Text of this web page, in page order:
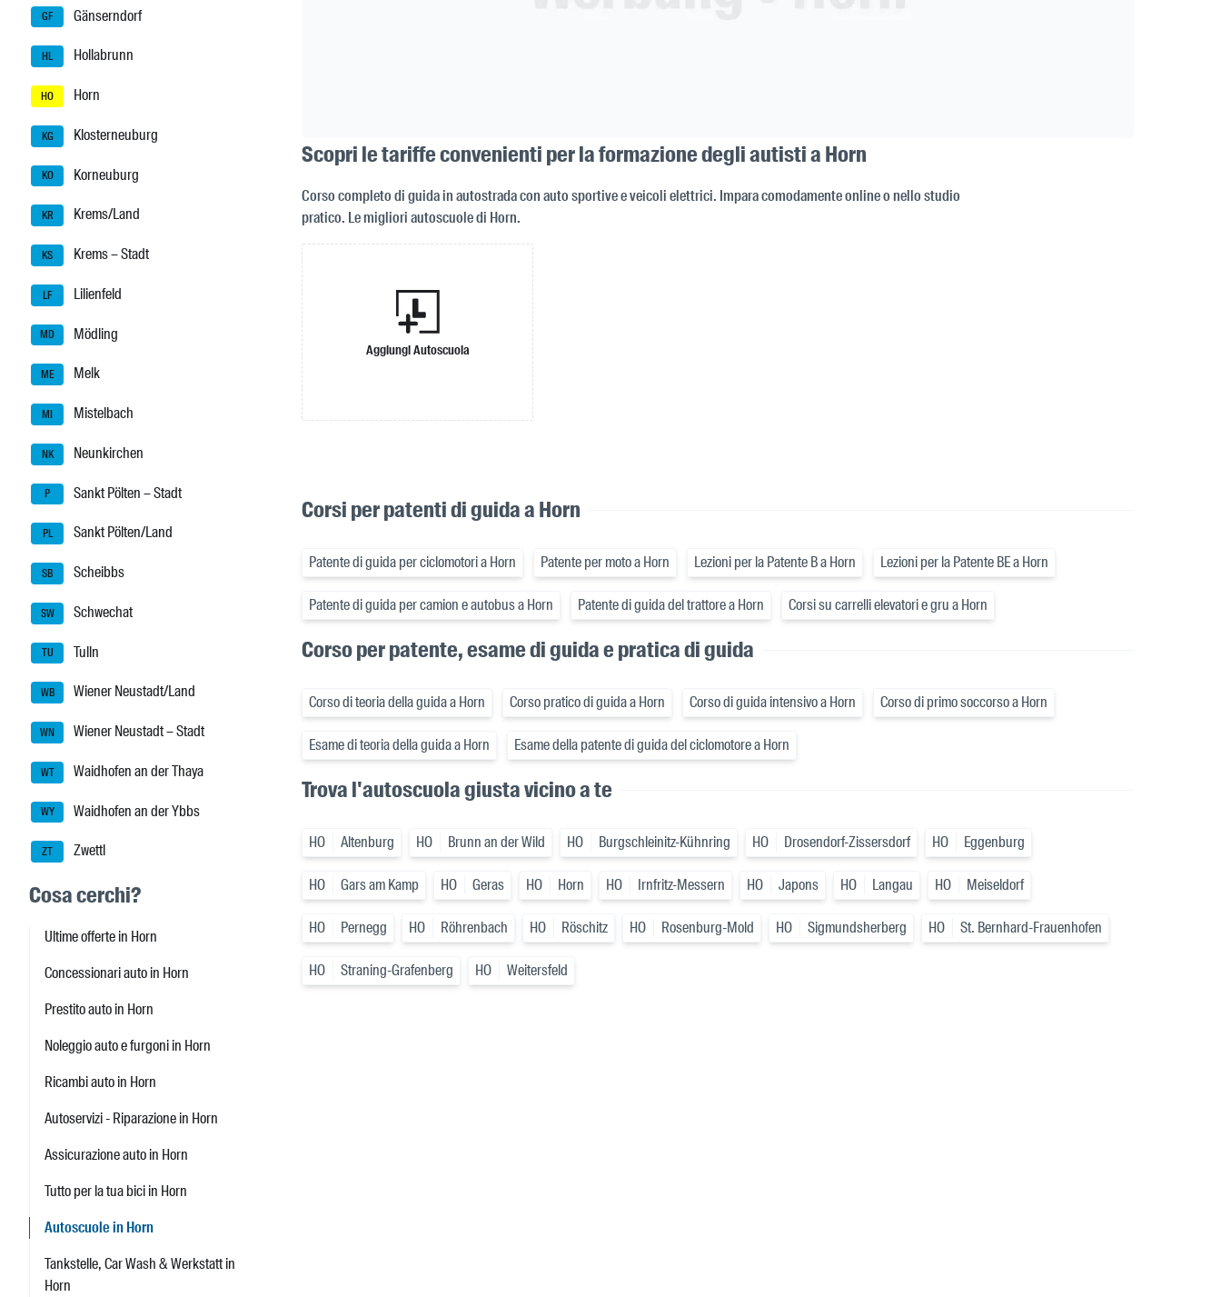
GF Gänserndorf
HL Hollabrunn
HO Horn
KG Klosterneuburg
KO Korneuburg
KR Krems/Land
KS Krems – Stadt
LF Lilienfeld
MD Mödling
ME Melk
MI Mistelbach
NK Neunkirchen
P Sankt Pölten – Stadt
PL Sankt Pölten/Land
SB Scheibbs
SW Schwechat
TU Tulln
WB Wiener Neustadt/Land
WN Wiener Neustadt – Stadt
WT Waidhofen an der Thaya
WY Waidhofen an der Ybbs
ZT Zwettl
Cosa cerchi?
Ultime offerte in Horn
Concessionari auto in Horn
Prestito auto in Horn
Noleggio auto e furgoni in Horn
Ricambi auto in Horn
Autoservizi - Riparazione in Horn
Assicurazione auto in Horn
Tutto per la tua bici in Horn
Autoscuole in Horn
Tankstelle, Car Wash & Werkstatt in
Horn
Scopri le tariffe convenienti per la formazione degli autisti a Horn
Corso completo di guida in autostrada con auto sportive e veicoli elettrici. Impara comodamente online o nello studio
pratico. Le migliori autoscuole di Horn.
Aggiungi Autoscuola
Corsi per patenti di guida a Horn
Patente di guida per ciclomotori a Horn Patente per moto a Horn Lezioni per la Patente B a Horn Lezioni per la Patente BE a Horn
Patente di guida per camion e autobus a Horn Patente di guida del trattore a Horn Corsi su carrelli elevatori e gru a Horn
Corso per patente, esame di guida e pratica di guida
Corso di teoria della guida a Horn Corso pratico di guida a Horn Corso di guida intensivo a Horn Corso di primo soccorso a Horn
Esame di teoria della guida a Horn Esame della patente di guida del ciclomotore a Horn
Trova l'autoscuola giusta vicino a te
HO Altenburg HO Brunn an der Wild HO Burgschleinitz-Kühnring HO Drosendorf-Zissersdorf HO Eggenburg
HO Gars am Kamp HO Geras HO Horn HO Irnfritz-Messern HO Japons HO Langau HO Meiseldorf
HO Pernegg HO Röhrenbach HO Röschitz HO Rosenburg-Mold HO Sigmundsherberg HO St. Bernhard-Frauenhofen
HO Straning-Grafenberg HO Weitersfeld